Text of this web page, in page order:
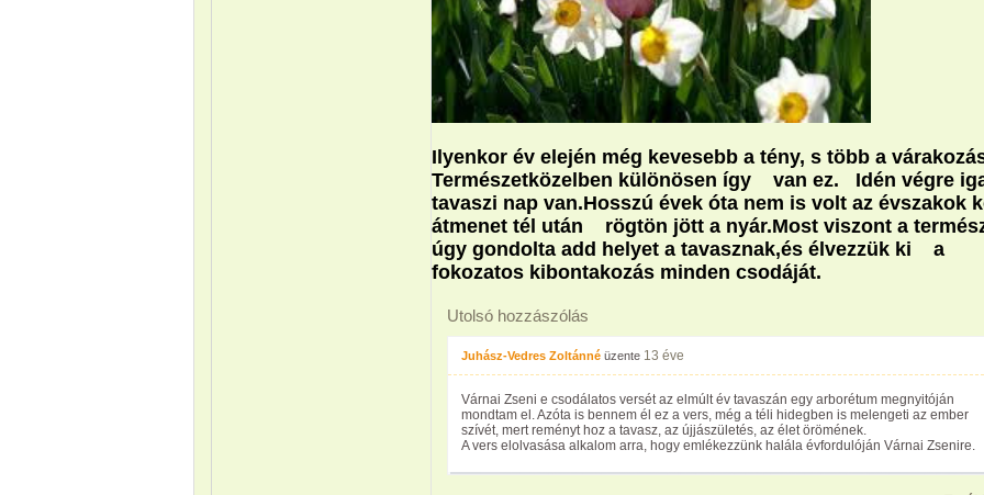
Ilyenkor év elején még kevesebb a tény, s több a
Természetközelben különösen így
van ez. Idén végre
tavaszi nap van.Hosszú évek óta nem is volt az évszakok
átmenet tél után
rögtön jött a nyár.Most viszont a
úgy gondolta add helyet a tavasznak,és élvezzük ki
a
fokozatos kibontakozás minden csodáját.
Utolsó hozzászólás
Juhász-Vedres Zoltánné üzente 13 éve
Várnai Zseni e csodálatos versét az elmúlt év tavaszán egy arborétum megnyitóján
mondtam el. Azóta is bennem él ez a vers, még a téli hidegben is melengeti az ember
szívét, mert reményt hoz a tavasz, az újjászületés, az élet örömének.
A vers elolvasása alkalom arra, hogy emlékezzünk halála évfordulóján Várnai Zsenire.